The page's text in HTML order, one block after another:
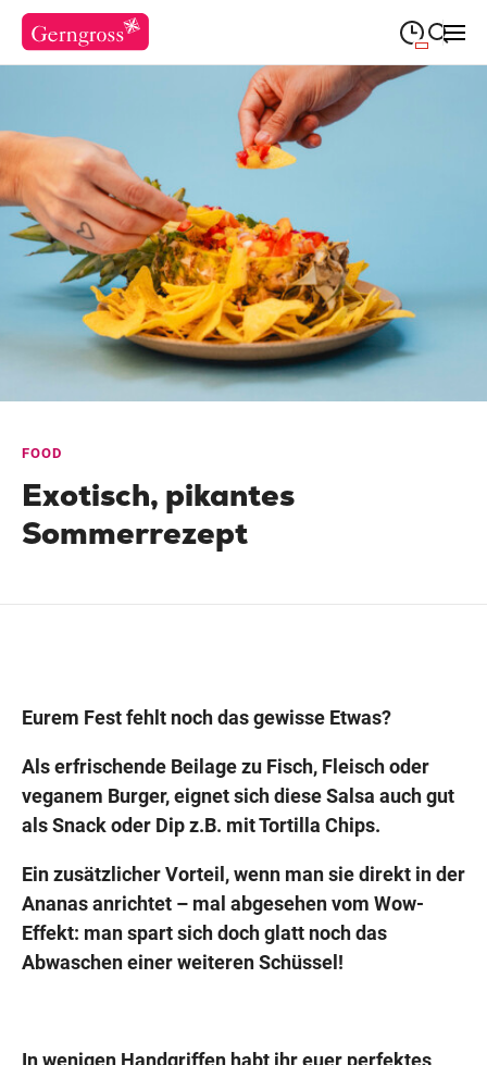
Suche schließen
09:30
Dienstag
DIENSTAG
Mittwoch
MITTWOCH
Donnerstag
DONNERSTAG 09:30
Freitag
FREITAG 09:30—20:00
Samstag
SAMSTAG Feiertags geschlossen
FOOD
Exotisch, pikantes
Sommerrezept
Eurem Fest fehlt noch das gewisse Etwas?
Als erfrischende Beilage zu Fisch, Fleisch oder
veganem Burger, eignet sich diese Salsa auch gut
als Snack oder Dip z.B. mit Tortilla Chips.
Ein zusätzlicher Vorteil, wenn man sie direkt in der
Ananas anrichtet – mal abgesehen vom Wow-
Effekt: man spart sich doch glatt noch das
Abwaschen einer weiteren Schüssel!
In wenigen Handgriffen habt ihr euer perfektes